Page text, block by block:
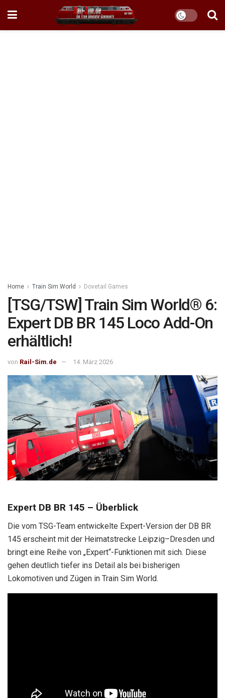
Home Train Sim World Dovetail Games
[TSG/TSW] Train Sim World® 6:
Expert DB BR 145 Loco Add-On
erhältlich!
von Rail-Sim.de 14. März 2026
Expert DB BR 145 – Überblick
Die vom TSG-Team entwickelte Expert-Version der DB BR
145 erscheint mit der Heimatstrecke Leipzig–Dresden und
bringt eine Reihe von „Expert“-Funktionen mit sich. Diese
gehen deutlich tiefer ins Detail als bei bisherigen
Lokomotiven und Zügen in Train Sim World.